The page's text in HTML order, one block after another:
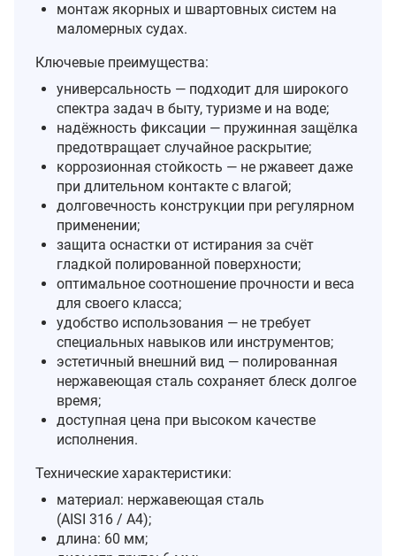
монтаж якорных и швартовных систем на
маломерных судах.
Ключевые преимущества:
универсальность — подходит для широкого
спектра задач в быту, туризме и на воде;
надёжность фиксации — пружинная защёлка
предотвращает случайное раскрытие;
коррозионная стойкость — не ржавеет даже
при длительном контакте с влагой;
долговечность конструкции при регулярном
применении;
защита оснастки от истирания за счёт
гладкой полированной поверхности;
оптимальное соотношение прочности и веса
для своего класса;
удобство использования — не требует
специальных навыков или инструментов;
эстетичный внешний вид — полированная
нержавеющая сталь сохраняет блеск долгое
время;
доступная цена при высоком качестве
исполнения.
Технические характеристики:
материал: нержавеющая сталь
(AISI 316 / A4);
длина: 60 мм;